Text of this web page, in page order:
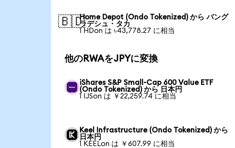
🇧🇩Home Depot (Ondo Tokenized) から バング
ラデシュ・タカ
1 HDon は ৳43,778.27 に相当
他のRWAをJPYに変換
iShares S&P Small-Cap 600 Value ETF
(Ondo Tokenized) から 日本円
1 IJSon は ￥22,259.74 に相当
Keel Infrastructure (Ondo Tokenized) から
日本円
1 KEELon は ￥607.99 に相当